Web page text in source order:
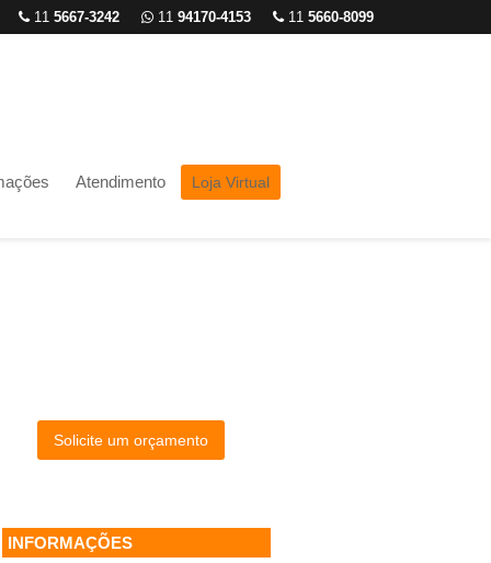
11 5660-8099
11 94170-4153
11 5667-3242
Atendimento Loja Virtual
Solicite um orçamento
INFORMAÇÕES